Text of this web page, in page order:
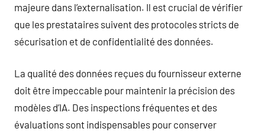
majeure dans l’externalisation. Il est crucial de vérifier
que les prestataires suivent des protocoles stricts de
sécurisation et de confidentialité des données.
La qualité des données reçues du fournisseur externe
doit être impeccable pour maintenir la précision des
modèles d’IA. Des inspections fréquentes et des
évaluations sont indispensables pour conserver